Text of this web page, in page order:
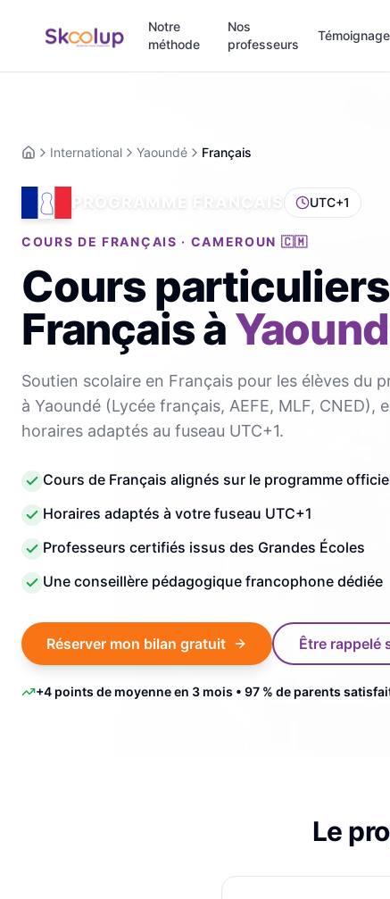
Notre
méthode
Nos
professeurs
AccueilInternational Yaoundé Français
PROGRAMME FRANÇAIS UTC+1
COURS DE FRANÇAIS · CAMEROUN 🇨🇲
Cours
Françaisà
Soutien scolaire en Français pour les élèves du
à Yaoundé (Lycée français, AEFE, MLF, CNED),
horaires adaptés au fuseau UTC+1.
Cours de Français alignés sur le programme
Horaires adaptés à votre fuseau UTC+1
Professeurs certifiés issus des Grandes Écoles
Une conseillère pédagogique francophone dédiée
Réserver mon bilan gratuit Être rappelé
+4 points de moyenne en 3 mois • 97 % de parents
Le